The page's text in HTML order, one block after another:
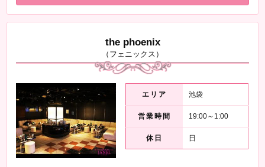
the phoenix
（フェニックス）
エリア 池袋
営業時間 19:00～1:00
休日 日